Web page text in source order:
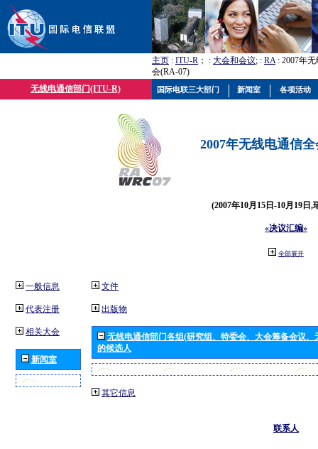
主页 : ITU-R ； : 大会和会议; : RA: 2007年
会(RA-07)
无线电通信部门(ITU-R)
2007年无线电通信
(2007年10月15日-10月19日,
«决议汇编»
全部展开
一般信息
代表注册
相关大会
新闻室
文件
出版物
无线电通信部门各组(研究组、特委会、大会筹备会议
的候选人
其它信息
联系人
国际电联三大部门 新闻室 各项活动